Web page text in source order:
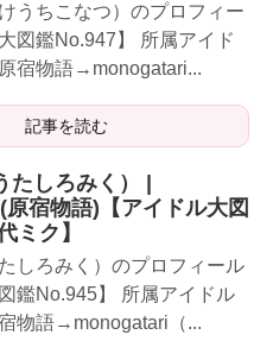
うちこなつ）のプロフィー
図鑑No.947】 所属アイド
宿物語→monogatari...
記事を読む
しろみく） |
宿物語)【アイドル大図
ミク】
しろみく）のプロフィール
鑑No.945】 所属アイドル
物語→monogatari（...